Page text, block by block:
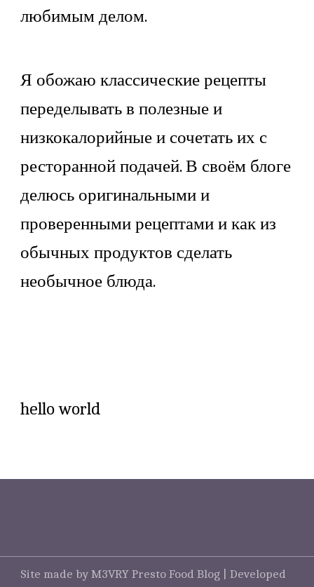
любимым делом.
Я обожаю классические рецепты
переделывать в полезные и
низкокалорийные и сочетать их с
ресторанной подачей. В своём блоге
делюсь оригинальными и
проверенными рецептами и как из
обычных продуктов сделать
необычное блюда.
hello world
Site made by M3VRY Presto Food Blog | Developed